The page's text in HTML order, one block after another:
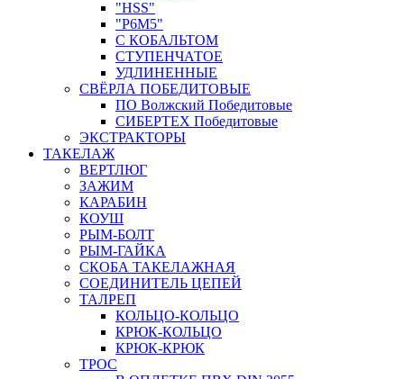
"HSS"
"Р6М5"
С КОБАЛЬТОМ
СТУПЕНЧАТОЕ
УДЛИНЕННЫЕ
СВЁРЛА ПОБЕДИТОВЫЕ
ПО Волжский Победитовые
СИБЕРТЕХ Победитовые
ЭКСТРАКТОРЫ
ТАКЕЛАЖ
ВЕРТЛЮГ
ЗАЖИМ
КАРАБИН
КОУШ
РЫМ-БОЛТ
РЫМ-ГАЙКА
СКОБА ТАКЕЛАЖНАЯ
СОЕДИНИТЕЛЬ ЦЕПЕЙ
ТАЛРЕП
КОЛЬЦО-КОЛЬЦО
КРЮК-КОЛЬЦО
КРЮК-КРЮК
ТРОС